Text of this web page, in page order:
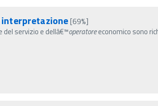
interpretazione[69%]
del servizio e dellâ€™operatoreeconomico sono